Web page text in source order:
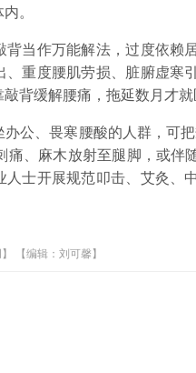
。
作万能解法，过度依赖
重度腰肌劳损、脏腑虚寒
背缓解腰痛，拖延数月才
、畏寒腰酸的人群，可
痛、麻木放射至腿脚，或
士开展规范叩击、艾灸、
【编辑：刘可馨】